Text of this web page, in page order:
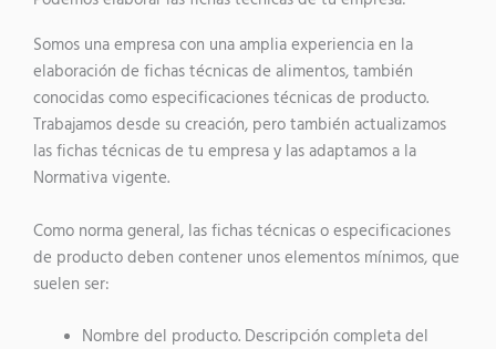
Somos una empresa con una amplia experiencia en la
elaboración de fichas técnicas de alimentos, también
conocidas como especificaciones técnicas de producto.
Trabajamos desde su creación, pero también actualizamos
las fichas técnicas de tu empresa y las adaptamos a la
Normativa vigente.
Como norma general, las fichas técnicas o especificaciones
de producto deben contener unos elementos mínimos, que
suelen ser:
Nombre del producto. Descripción completa del